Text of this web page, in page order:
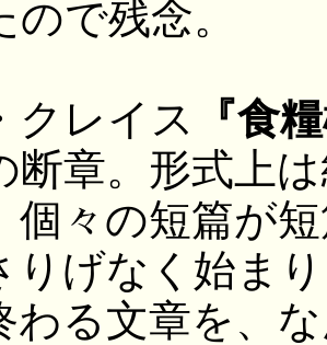
ので残念。
クレイス
『食
断章。形式上
個々の短篇が
りげなく始ま
わる文章を、